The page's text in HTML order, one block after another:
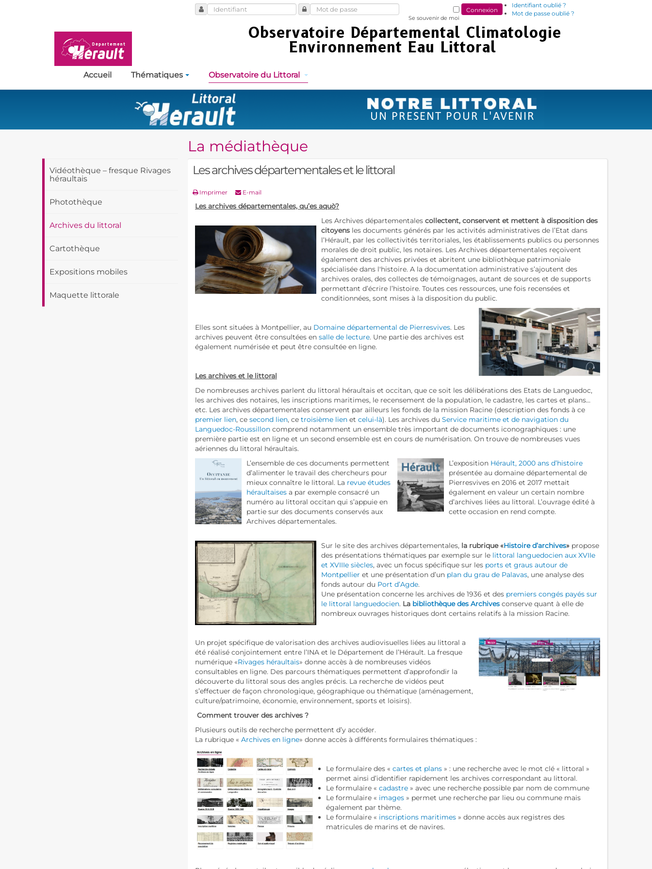
Se souvenir de moi
Identifiant oublié ?
Mot de passe oublié ?
Accueil Thématiques Observatoire du Littoral
Vidéothèque – fresque Rivages
héraultais
Photothèque
Archives du littoral
Cartothèque
Expositions mobiles
Maquette littorale
La médiathèque
Les archives départementales et le littoral
Imprimer E-mail
Les archives départementales, qu’es aquò?
Les Archives départementales collectent, conservent et mettent à disposition des
citoyens les documents générés par les activités administratives de l’Etat dans
l’Hérault, par les collectivités territoriales, les établissements publics ou personnes
morales de droit public, les notaires. Les Archives départementales reçoivent
également des archives privées et abritent une bibliothèque patrimoniale
spécialisée dans l'histoire. A la documentation administrative s’ajoutent des
archives orales, des collectes de témoignages, autant de sources et de supports
permettant d’écrire l’histoire. Toutes ces ressources, une fois recensées et
conditionnées, sont mises à la disposition du public.
Elles sont situées à Montpellier, au Domaine départemental de Pierresvives. Les
archives peuvent être consultées en salle de lecture. Une partie des archives est
également numérisée et peut être consultée en ligne.
Les archives et le littoral
De nombreuses archives parlent du littoral héraultais et occitan, que ce soit les délibérations des Etats de Languedoc,
les archives des notaires, les inscriptions maritimes, le recensement de la population, le cadastre, les cartes et plans…
etc. Les archives départementales conservent par ailleurs les fonds de la mission Racine (description des fonds à ce
premier lien, ce second lien, ce troisième lien et celui-là). Les archives du Service maritime et de navigation du
Languedoc-Roussillon comprend notamment un ensemble très important de documents iconographiques : une
première partie est en ligne et un second ensemble est en cours de numérisation. On trouve de nombreuses vues
aériennes du littoral héraultais.
L’ensemble de ces documents permettent
d’alimenter le travail des chercheurs pour
mieux connaître le littoral. La revue études
héraultaises a par exemple consacré un
numéro au littoral occitan qui s’appuie en
partie sur des documents conservés aux
Archives départementales.
L’exposition Hérault, 2000 ans d’histoire
présentée au domaine départemental de
Pierresvives en 2016 et 2017 mettait
également en valeur un certain nombre
d’archives liées au littoral. L’ouvrage édité à
cette occasion en rend compte.
Sur le site des archives départementales, la rubrique «Histoire d’archives» propose
des présentations thématiques par exemple sur le littoral languedocien aux XVIIe
et XVIIIe siècles, avec un focus spécifique sur les ports et graus autour de
Montpellier et une présentation d’un plan du grau de Palavas, une analyse des
fonds autour du Port d’Agde.
Une présentation concerne les archives de 1936 et des premiers congés payés sur
le littoral languedocien. La bibliothèque des Archives conserve quant à elle de
nombreux ouvrages historiques dont certains relatifs à la mission Racine.
Un projet spécifique de valorisation des archives audiovisuelles liées au littoral a
été réalisé conjointement entre l’INA et le Département de l’Hérault. La fresque
numérique «Rivages héraultais» donne accès à de nombreuses vidéos
consultables en ligne. Des parcours thématiques permettent d’approfondir la
découverte du littoral sous des angles précis. La recherche de vidéos peut
s’effectuer de façon chronologique, géographique ou thématique (aménagement,
culture/patrimoine, économie, environnement, sports et loisirs).
Comment trouver des archives ?
Plusieurs outils de recherche permettent d’y accéder.
La rubrique « Archives en ligne» donne accès à différents formulaires thématiques :
Le formulaire des « cartes et plans » : une recherche avec le mot clé « littoral »
permet ainsi d’identifier rapidement les archives correspondant au littoral.
Le formulaire « cadastre » avec une recherche possible par nom de commune
Le formulaire « images » permet une recherche par lieu ou commune mais
également par thème.
Le formulaire « inscriptions maritimes » donne accès aux registres des
matricules de marins et de navires.